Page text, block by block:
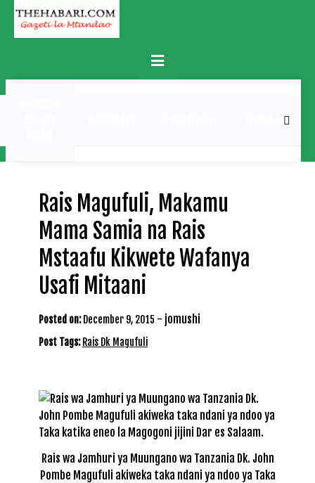
Skip
content
Primary
Menu
MICHEZO
Rais Magufuli, Makamu
Mama Samia na Rais
Mstaafu Kikwete Wafanya
Usafi Mitaani
Posted on: December 9, 2015 - jomushi
Post Tags: Rais Dk Magufuli
Rais wa Jamhuri ya Muungano wa Tanzania Dk. John
Pombe Magufuli akiweka taka ndani ya ndoo ya Taka